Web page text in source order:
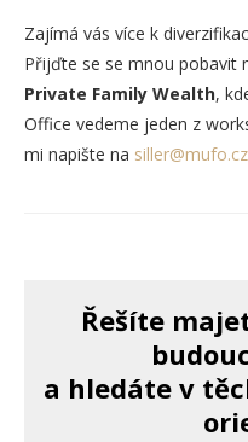
Zajímá vás více k
Přijďte se se mnou pobavit
Private Family Wealth,
Office vedeme jeden z
mi napište na siller@mufo.cz
Řešíte
a hledáte v